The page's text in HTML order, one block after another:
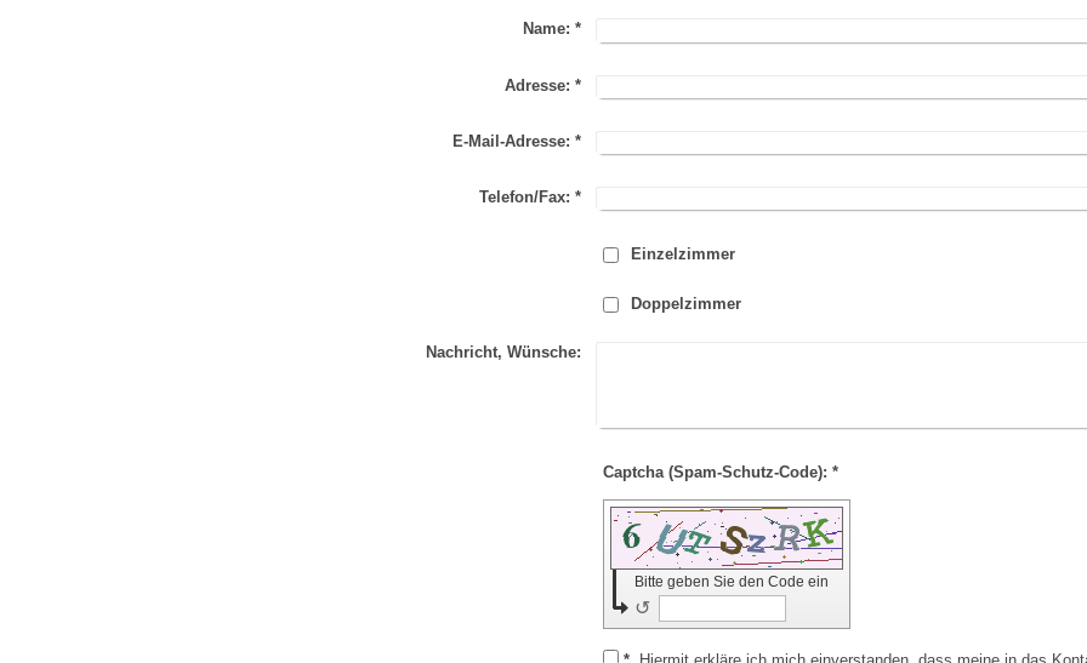
Name: *
Adresse: *
E-Mail-Adresse: *
Telefon/Fax: *
Einzelzimmer
Doppelzimmer
Nachricht, Wünsche:
Captcha (Spam-Schutz-Code): *
Bitte geben Sie den Code ein
↺